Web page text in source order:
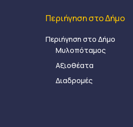
Περιήγηση στο Δήμο
Περιήγηση στο Δήμο
Μυλοπόταμος
Αξιοθέατα
Διαδρομές